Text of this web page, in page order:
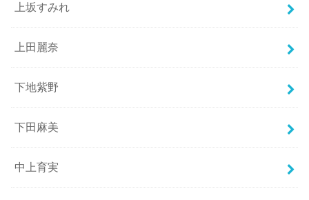
上坂すみれ
上田麗奈
下地紫野
下田麻美
中上育実